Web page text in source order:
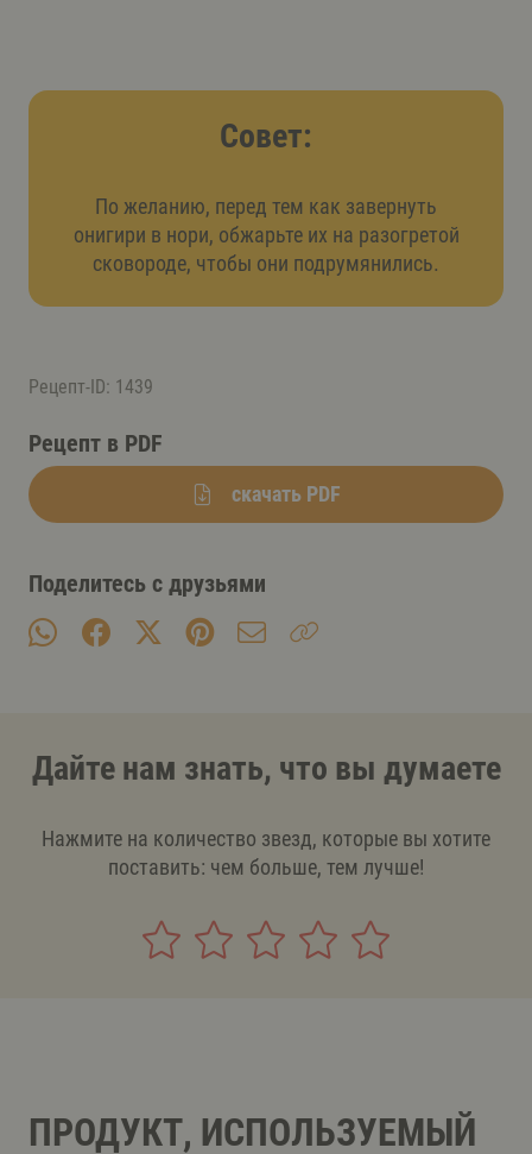
Совет:
По желанию, перед тем как завернуть
онигири в нори, обжарьте их на разогретой
сковороде, чтобы они подрумянились.
Рецепт-ID: 1439
Рецепт в PDF
скачать PDF
Поделитесь с друзьями
Дайте нам знать, что вы думаете
Нажмите на количество звезд, которые вы хотите
поставить: чем больше, тем лучше!
ПРОДУКТ, ИСПОЛЬЗУЕМЫЙ